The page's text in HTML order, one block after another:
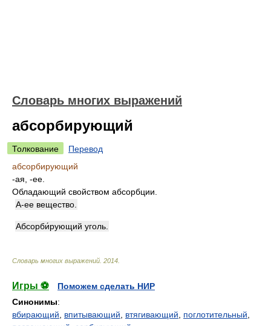
Словарь многих выражений
абсорбирующий
Толкование
Перевод
абсорбирующий
-ая, -ее.
Обладающий свойством абсорбции.
А-ее вещество.
Абсорби́рующий уголь.
Словарь многих выражений 2014
Игры ⚽
Поможем сделать НИР
Синонимы:
вбирающий
впитывающий втягивающий поглотительный